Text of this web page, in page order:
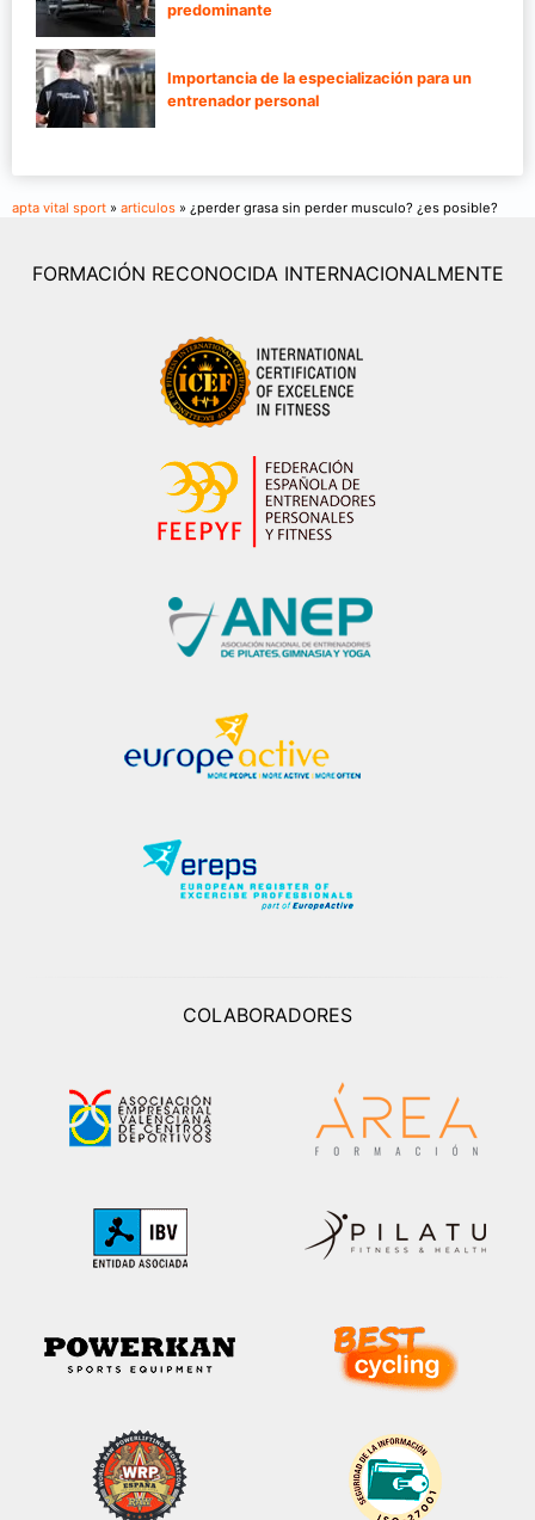
predominante
Importancia de la especialización para un
entrenador personal
apta vital sport » articulos » ¿perder grasa sin perder musculo? ¿es posible?
FORMACIÓN RECONOCIDA INTERNACIONALMENTE
COLABORADORES